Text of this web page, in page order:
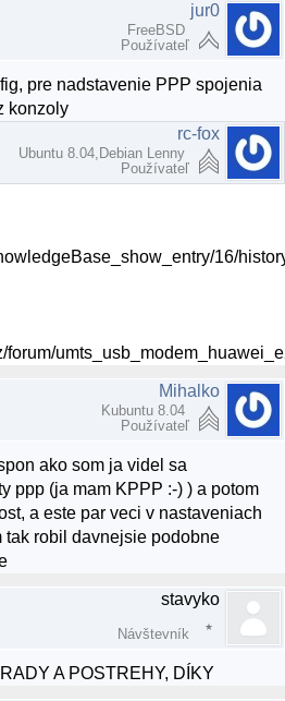
jur0
FreeBSD
Používateľ
pre nadstavenie PPP spojenia
konzoly
rc-fox
Ubuntu 8.04,Debian Lenny
Používateľ
16/
forum/
Mihalko
Kubuntu 8.04
Používateľ
ako som ja videl sa
ppp (ja mam KPPP :-) ) a potom
a este par veci v nastaveniach
tak robil davnejsie podobne
stavyko
Návštevník
A POSTREHY, DÍKY